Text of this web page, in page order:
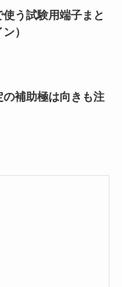
使う試験用端子まと
）
補助極は向きも注